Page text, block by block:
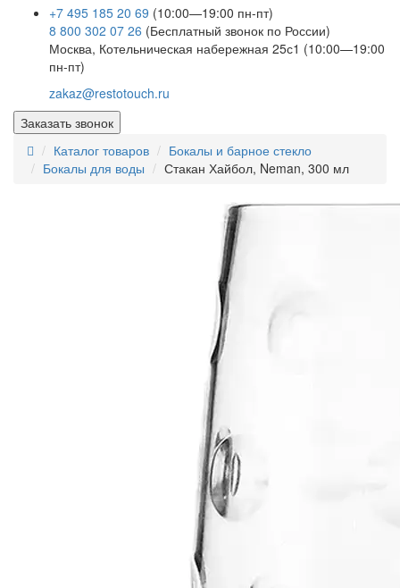
+7 495 185 20 69 (10:00—19:00 пн-пт)
8 800 302 07 26 (Бесплатный звонок по России)
Москва, Котельническая набережная 25с1 (10:00—19:00
пн-пт)
zakaz@restotouch.ru
Заказать звонок
Каталог товаров
Бокалы и барное стекло
Бокалы для воды
Стакан Хайбол, Neman, 300 мл